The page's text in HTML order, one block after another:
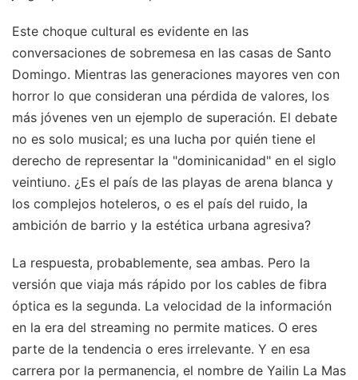
Este choque cultural es evidente en las
conversaciones de sobremesa en las casas de Santo
Domingo. Mientras las generaciones mayores ven con
horror lo que consideran una pérdida de valores, los
más jóvenes ven un ejemplo de superación. El debate
no es solo musical; es una lucha por quién tiene el
derecho de representar la "dominicanidad" en el siglo
veintiuno. ¿Es el país de las playas de arena blanca y
los complejos hoteleros, o es el país del ruido, la
ambición de barrio y la estética urbana agresiva?
La respuesta, probablemente, sea ambas. Pero la
versión que viaja más rápido por los cables de fibra
óptica es la segunda. La velocidad de la información
en la era del streaming no permite matices. O eres
parte de la tendencia o eres irrelevante. Y en esa
carrera por la permanencia, el nombre de Yailin La Mas